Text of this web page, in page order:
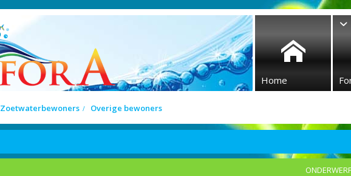
Home
Zoetwaterbewoners Overige bewoners